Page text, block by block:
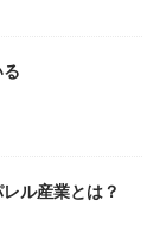
ル産業とは？